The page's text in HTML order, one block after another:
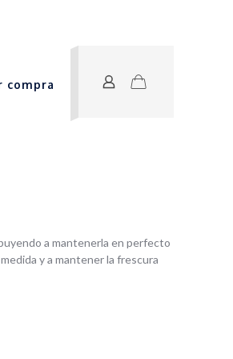
compra
a mantenerla en perfecto
y a mantener la frescura